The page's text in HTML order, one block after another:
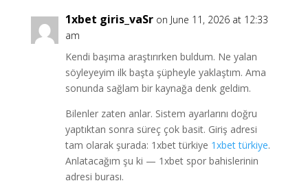
1xbet giris_vaSr on June 11, 2026 at 12:33
am
Kendi başıma araştırırken buldum. Ne yalan
söyleyeyim ilk başta şüpheyle yaklaştım. Ama
sonunda sağlam bir kaynağa denk geldim.
Bilenler zaten anlar. Sistem ayarlarını doğru
yaptıktan sonra süreç çok basit. Giriş adresi
tam olarak şurada: 1xbet türkiye 1xbet türkiye.
Anlatacağım şu ki — 1xbet spor bahislerinin
adresi burası.